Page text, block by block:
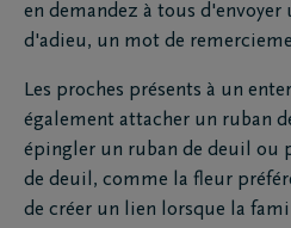
en demandez à tous
d'adieu, un mot de
Les proches présents à un
également attacher un ruban
épingler un ruban de deuil ou
de deuil, comme la fleur
de créer un lien lorsque la